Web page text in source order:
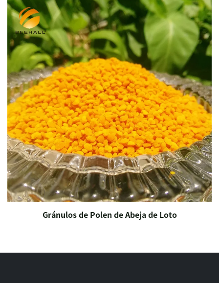
Gránulos de Polen de Abeja de Loto